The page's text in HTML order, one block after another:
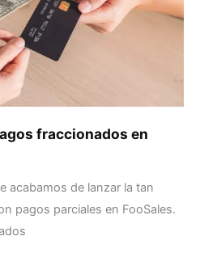
fraccionados en
acabamos de lanzar la tan
pagos parciales en FooSales.